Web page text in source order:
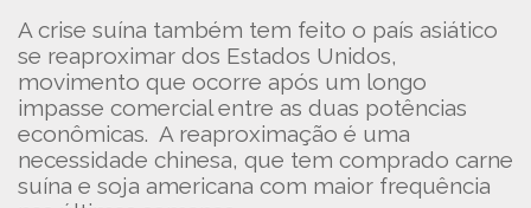
A crise suína também tem feito o país asiático
se reaproximar dos Estados Unidos,
movimento que ocorre após um longo
impasse comercial entre as duas potências
econômicas. A reaproximação é uma
necessidade chinesa, que tem comprado carne
suína e soja americana com maior frequência